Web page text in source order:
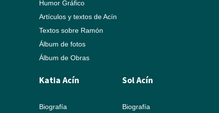
Humor Gráfico
Artículos y textos de Acín
Textos sobre Ramón
Álbum de fotos
Álbum de Obras
Katia Acín
Biografía
Sol Acín
Biografía